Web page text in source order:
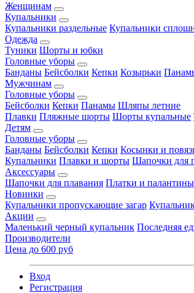
Женщинам
Купальники
Купальники раздельные Купальники
Одежда
Туники Шорты и юбки
Головные уборы
Банданы Бейсболки Кепки Козырьки
Мужчинам
Головные уборы
Бейсболки Кепки Панамы Шляпы летние
Плавки Пляжные шорты Шорты купальные
Детям
Головные уборы
Банданы Бейсболки Кепки Косынки и
Купальники Плавки и шорты Шапочки для
Аксессуары
Шапочки для плавания Платки и палантины
Новинки
Купальники пропускающие загар
Акции
Маленький черный купальник Последняя
Производители
Цена до 600 руб
Вход
Регистрация